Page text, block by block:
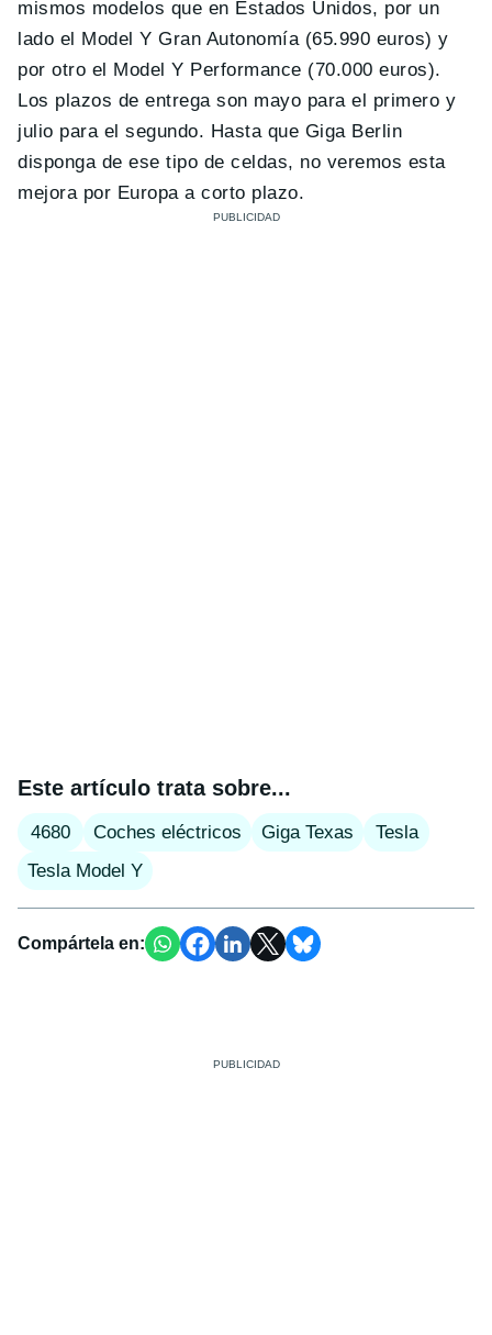
mismos modelos que en Estados Unidos, por un
lado el Model Y Gran Autonomía (65.990 euros) y
por otro el Model Y Performance (70.000 euros).
Los plazos de entrega son mayo para el primero y
julio para el segundo. Hasta que Giga Berlin
disponga de ese tipo de celdas, no veremos esta
mejora por Europa a corto plazo.
Este artículo trata sobre...
4680 Coches eléctricos Giga Texas
Tesla
Tesla Model Y
Compártela en: